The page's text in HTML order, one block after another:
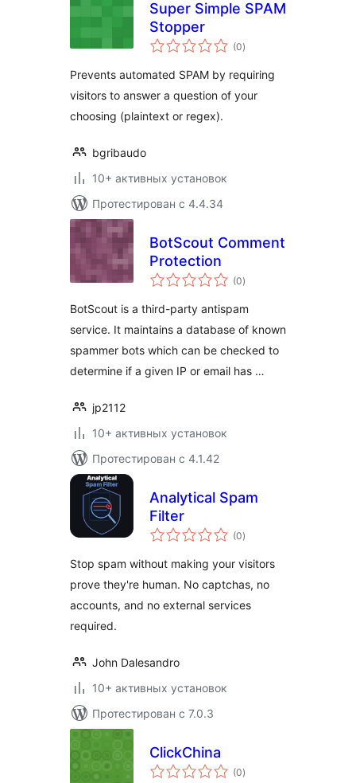
Super Simple SPAM
Stopper
(0общий
рейтинг
)
Prevents automated SPAM by requiring
visitors to answer a question of your
choosing (plaintext or regex).
bgribaudo
10+ активных установок
Протестирован с 4.4.34
BotScout Comment
Protection
(0общий
рейтинг
)
BotScout is a third-party antispam
service. It maintains a database of known
spammer bots which can be checked to
determine if a given IP or email has …
jp2112
10+ активных установок
Протестирован с 4.1.42
Analytical Spam
Filter
(0общий
рейтинг
)
Stop spam without making your visitors
prove they're human. No captchas, no
accounts, and no external services
required.
John Dalesandro
10+ активных установок
Протестирован с 7.0.3
ClickChina
(0общий
рейтинг
)